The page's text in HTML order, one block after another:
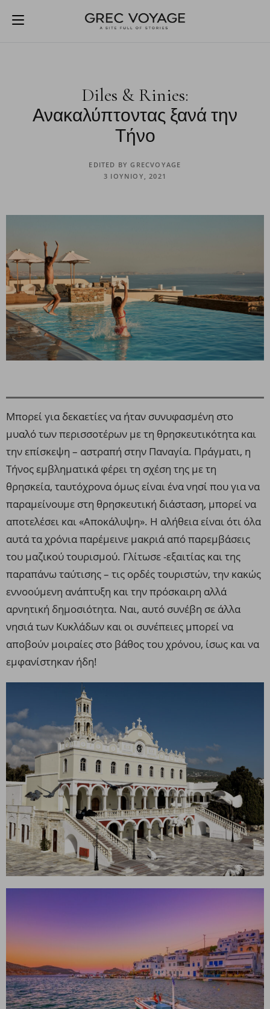
Diles & Rinies:
Ανακαλύπτοντας ξανά την
Τήνο
EDITED BY GRECVOYAGE
3 ΙΟΥΝΊΟΥ, 2021
Μπορεί για δεκαετίες να ήταν συνυφασμένη στο
μυαλό των περισσοτέρων με τη θρησκευτικότητα και
την επίσκεψη – αστραπή στην Παναγία. Πράγματι, η
Τήνος εμβληματικά φέρει τη σχέση της με τη
θρησκεία, ταυτόχρονα όμως είναι ένα νησί που για να
παραμείνουμε στη θρησκευτική διάσταση, μπορεί να
αποτελέσει και «Αποκάλυψη». Η αλήθεια είναι ότι όλα
αυτά τα χρόνια παρέμεινε μακριά από παρεμβάσεις
του μαζικού τουρισμού. Γλίτωσε -εξαιτίας και της
παραπάνω ταύτισης – τις ορδές τουριστών, την κακώς
εννοούμενη ανάπτυξη και την πρόσκαιρη αλλά
αρνητική δημοσιότητα. Ναι, αυτό συνέβη σε άλλα
νησιά των Κυκλάδων και οι συνέπειες μπορεί να
αποβούν μοιραίες στο βάθος του χρόνου, ίσως και να
εμφανίστηκαν ήδη!